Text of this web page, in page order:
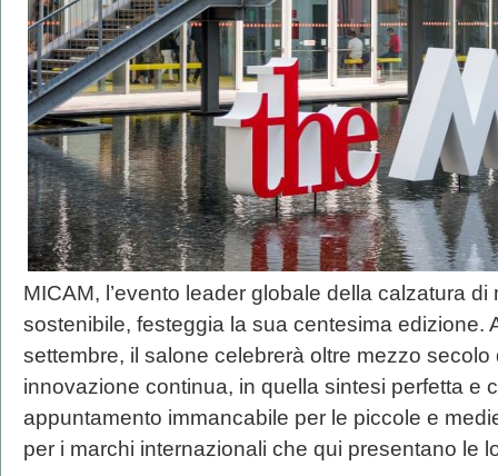
MICAM, l’evento leader globale della calzatura
sostenibile, festeggia la sua centesima edizione.
settembre, il salone celebrerà oltre mezzo secolo
innovazione continua, in quella sintesi perfetta e
appuntamento immancabile per le piccole e
per i marchi internazionali che qui presentano le